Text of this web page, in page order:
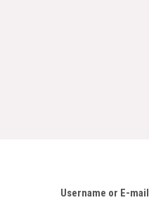
Username or E-mail